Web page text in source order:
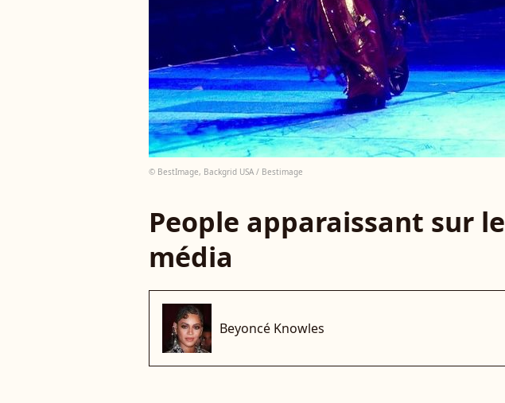
© BestImage, Backgrid USA / Bestimage
People apparaissant sur le
média
Beyoncé Knowles